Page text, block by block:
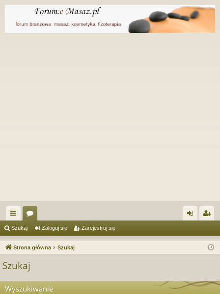
ię
ce
or
a og
ę
ej
j
Szukaj Zaloguj się Zarejestruj się
Strona główna Szukaj
Szukaj
Wyszukiwanie